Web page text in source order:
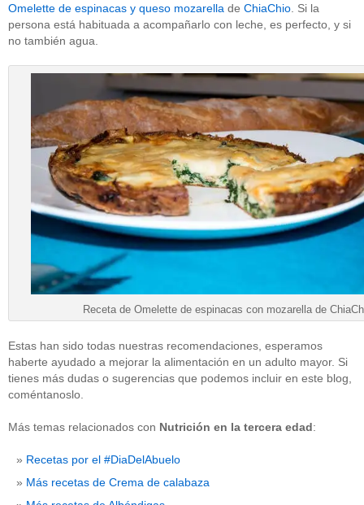
Omelette de espinacas y queso mozarella de ChiaChio . Si la
persona está habituada a acompañarlo con leche, es perfecto, y si
no también agua.
Receta de Omelette de espinacas con mozarella de
Estas han sido todas nuestras recomendaciones, esperamos
haberte ayudado a mejorar la alimentación en un adulto mayor. Si
tienes más dudas o sugerencias que podemos incluir en este blog,
coméntanoslo.
Más temas relacionados con Nutrición en la tercera edad:
Recetas por el #DiaDelAbuelo
Más recetas de Crema de calabaza